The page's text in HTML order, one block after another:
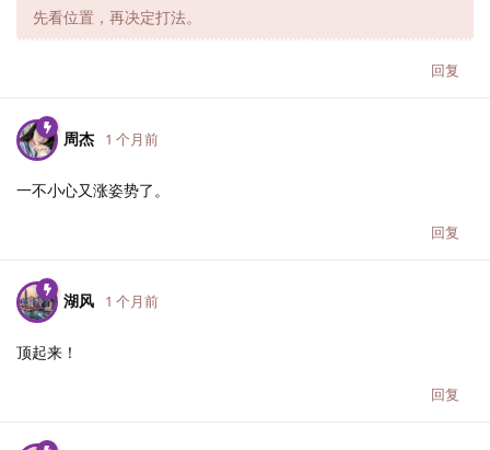
先看位置，再决定打法。
回复
周杰 1 个月前
一不小心又涨姿势了。
回复
湖风 1 个月前
顶起来！
回复